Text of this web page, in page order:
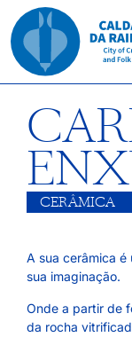
CERÂMICA
A sua cerâmica é
sua imaginação.
Onde a partir de
da rocha